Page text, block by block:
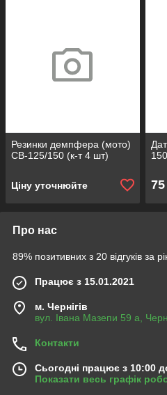
Резинки демпфера (мото)
СВ-125/150 (к-т 4 шт)
Ціну уточнюйте 75
Про нас
89% позитивних з 20 відгуків за
Працює з 15.01.2021
м. Чернігів
вул. Івана Мазепи 59 а,
Контакти
Сьогодні працює з 10:00
Показати весь графік